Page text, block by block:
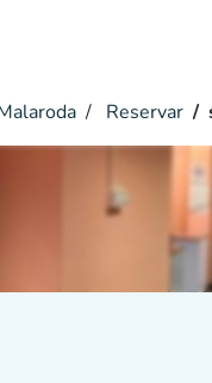
Reservar